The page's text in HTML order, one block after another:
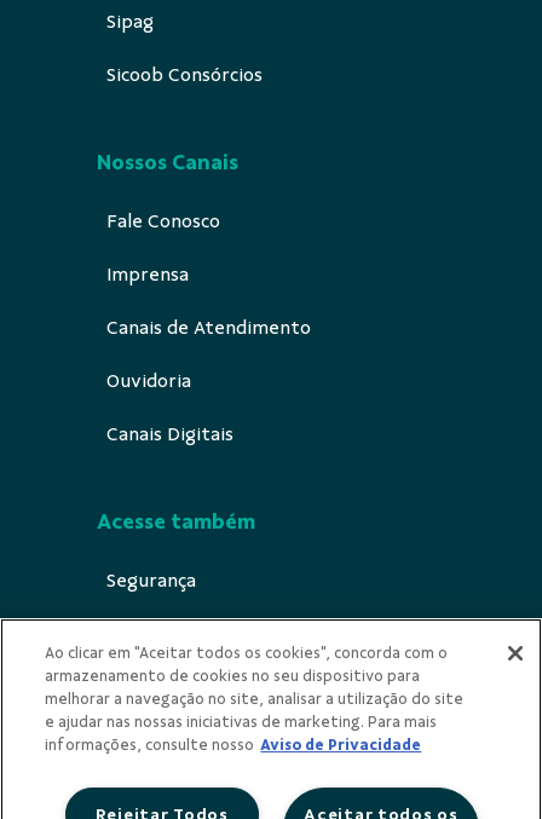
Sipag
Sicoob Consórcios
Nossos Canais
Fale Conosco
Imprensa
Canais de Atendimento
Ouvidoria
Canais Digitais
Acesse também
Segurança
LGPD
Privacidade
Ao clicar em "Aceitar todos os cookies", concorda com o
armazenamento de cookies no seu dispositivo para
melhorar a navegação no site, analisar a utilização do site
e ajudar nas nossas iniciativas de marketing. Para mais
informações, consulte nosso Aviso de Privacidade
Aceitar todos os
Rejeitar Todos